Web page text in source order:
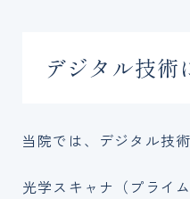
デジタル技
当院では、デジタル技
光学スキャナ（プライ